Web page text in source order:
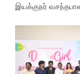
இயக்குநர்